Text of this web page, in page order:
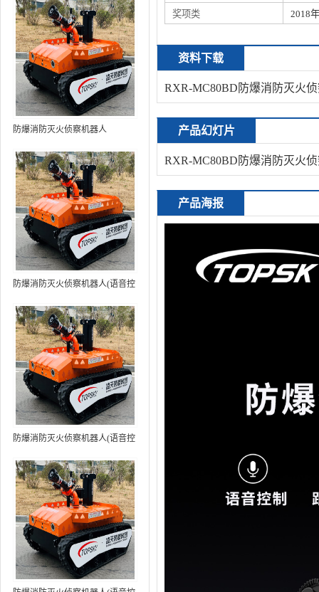
装置+语音控制+跟随功能+5G控
制+水炮跟踪火焰+自主导航）
防爆消防灭火侦察机器人
防爆消防灭火侦察机器人(语音控
MC80BD（第6代）
防爆消防灭火侦察机器人(语音控
RXR-MC80BD（第7代）
奖项类 2018
资料下载
RXR-MC80BD防爆消防灭火
产品幻灯片
RXR-MC80BD防爆消防灭火
产品海报